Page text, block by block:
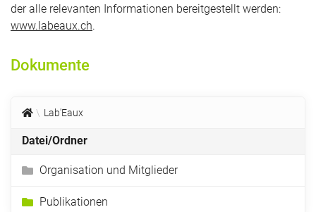
der alle relevanten Informationen bereitgestellt werden:
www.labeaux.ch.
Dokumente
Lab'Eaux
Datei/Ordner
Organisation und Mitglieder
Publikationen